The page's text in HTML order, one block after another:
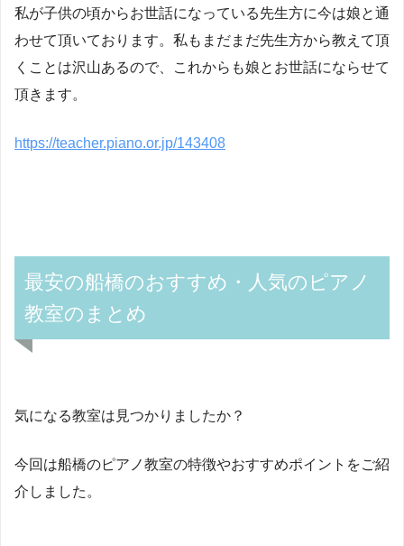
私が子供の頃からお世話になっている先生方に今は娘と通
わせて頂いております。私もまだまだ先生方から教えて頂
くことは沢山あるので、これからも娘とお世話にならせて
頂きます。
https://teacher.piano.or.jp/143408
最安の船橋のおすすめ・人気のピアノ
教室のまとめ
気になる教室は見つかりましたか？
今回は船橋のピアノ教室の特徴やおすすめポイントをご紹
介しました。